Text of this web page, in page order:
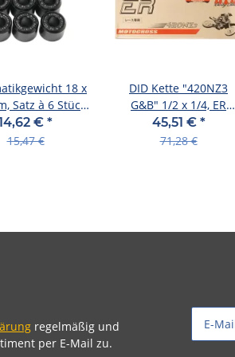
18 x
Satz à 6 Stüc
g, BANDO
€ *
15,47 €
DID Kette "420NZ3
G&B" 1/2 x 1/4, ER
Racing, Z 140 Glieder
45,51 € *
71,28 €
regelmäßig und
per E-Mail zu.